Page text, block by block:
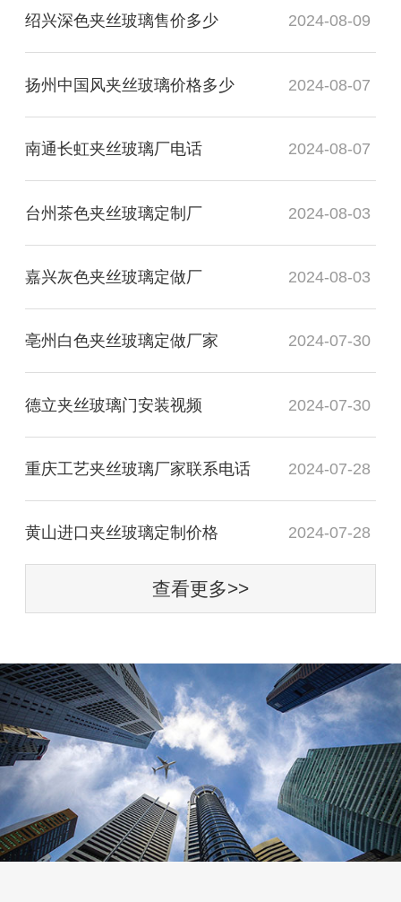
绍兴深色夹丝玻璃售价多少 2024-08-09
扬州中国风夹丝玻璃价格多少 2024-08-07
南通长虹夹丝玻璃厂电话 2024-08-07
台州茶色夹丝玻璃定制厂 2024-08-03
嘉兴灰色夹丝玻璃定做厂 2024-08-03
亳州白色夹丝玻璃定做厂家 2024-07-30
德立夹丝玻璃门安装视频 2024-07-30
重庆工艺夹丝玻璃厂家联系电话 2024-07-28
黄山进口夹丝玻璃定制价格 2024-07-28
查看更多>>